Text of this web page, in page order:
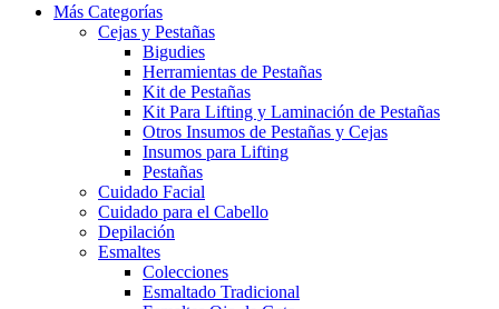
Más Categorías
Cejas y Pestañas
Bigudies
Herramientas de Pestañas
Kit de Pestañas
Kit Para Lifting y Laminación de Pestañas
Otros Insumos de Pestañas y Cejas
Insumos para Lifting
Pestañas
Cuidado Facial
Cuidado para el Cabello
Depilación
Esmaltes
Colecciones
Esmaltado Tradicional